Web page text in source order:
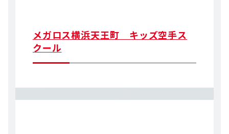
メガロス横浜天王町 キッズ空手ス
クール